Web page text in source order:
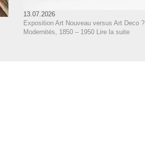
13.07.2026
Exposition Art Nouveau versus Art Deco ?
Modernités, 1850 – 1950
Lire la suite